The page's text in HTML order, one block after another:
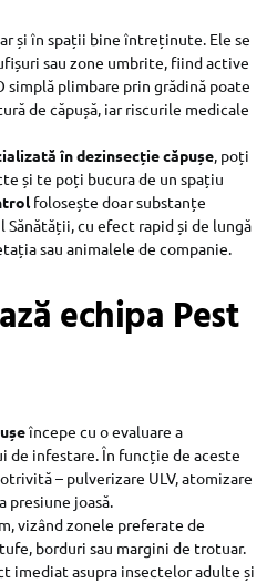
și în spații bine întreținute. Ele se
sau zone umbrite, fiind active
simplă plimbare prin grădină poate
de căpușă, iar riscurile medicale
în dezinsecție căpușe, poți
și te poți bucura de un spațiu
folosește doar substanțe
cu efect rapid și de lungă
sau animalele de companie.
echipa Pest
începe cu o evaluare a
de infestare. În funcție de aceste
– pulverizare ULV, atomizare
presiune joasă.
vizând zonele preferate de
borduri sau margini de trotuar.
imediat asupra insectelor adulte și